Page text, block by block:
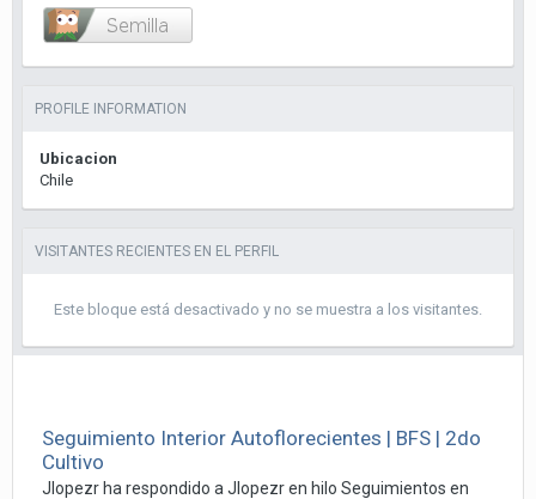
PROFILE INFORMATION
Ubicacion
Chile
VISITANTES RECIENTES EN EL PERFIL
Este bloque está desactivado y no se muestra a los visitantes.
Seguimiento Interior Autoflorecientes | BFS | 2do
Cultivo
Jlopezr ha respondido a Jlopezr en hilo Seguimientos en